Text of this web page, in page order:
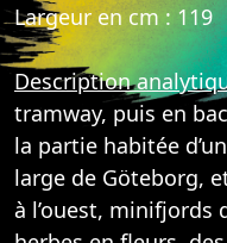
Largeur en cm : 119
Description
tramway, puis en
la partie habitée
large de Göteborg,
à l’ouest, minifjords